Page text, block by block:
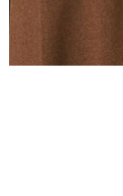
４．使用「AFTEE
時審查核予不同之
請求用戶進行身份認